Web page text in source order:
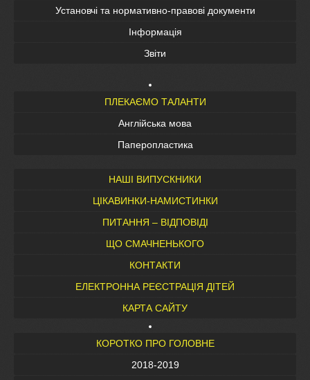
Установчі та нормативно-правові документи
Інформація
Звіти
ПЛЕКАЄМО ТАЛАНТИ
Англійська мова
Паперопластика
НАШІ ВИПУСКНИКИ
ЦІКАВИНКИ-НАМИСТИНКИ
ПИТАННЯ – ВІДПОВІДІ
ЩО СМАЧНЕНЬКОГО
КОНТАКТИ
ЕЛЕКТРОННА РЕЄСТРАЦІЯ ДІТЕЙ
КАРТА САЙТУ
КОРОТКО ПРО ГОЛОВНЕ
2018-2019